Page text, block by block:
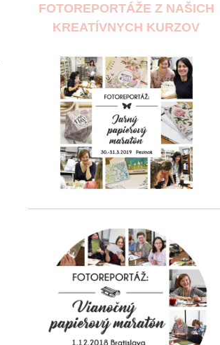
FOTOREPORTÁŽE Z NAŠICH
KREATÍVNYCH KURZOV